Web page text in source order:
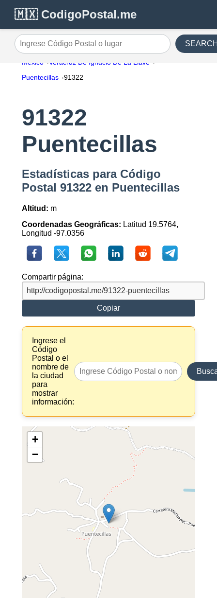
🇲🇽 CodigoPostal.me
Ingrese Código Postal o lugar
México
Veracruz De Ignacio De La Llave
Puentecillas
91322
91322
Puentecillas
Estadísticas para Código
Postal 91322 en Puentecillas
Altitud: m
Coordenadas Geográficas: Latitud 19.5764,
Longitud -97.0356
Compartir página:
Copiar
Ingrese el
Código
Postal o el
nombre de
la ciudad
para
mostrar
información:
+
−